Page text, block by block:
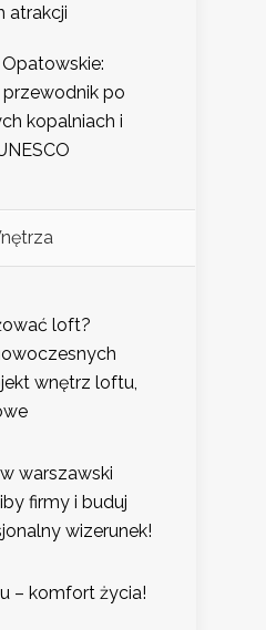
atrakcji
po
kopalniach i
loft?
wnętrz loftu,
warszawski
firmy i buduj
wizerunek!
– komfort życia!